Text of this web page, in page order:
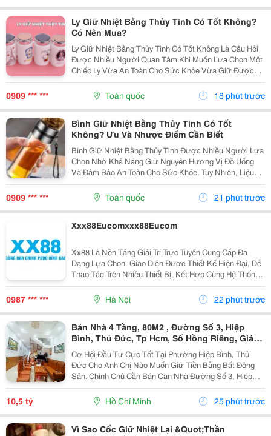
Ly Giữ Nhiệt Bằng Thủy Tinh Có Tốt Không?
Có Nên Mua?
Ly Giữ Nhiệt Bằng Thủy Tinh Có Tốt Không Là Câu Hỏi
Được Nhiều Người Quan Tâm Khi Muốn Lựa Chọn Một
Chiếc Ly Vừa An Toàn Cho Sức Khỏe Vừa Giữ Được
Hương Vị Nguyên Bản Của Đồ Uống. Tuy Nhiên, Liệu
Đây Có Phải Là Lựa Chọn Phù Hợp Với Mọi Nhu Cầu
0909 *** *** Toàn quốc 18 phút trước
Bình Giữ Nhiệt Bằng Thủy Tinh Có Tốt
Không? Ưu Và Nhược Điểm Cần Biết
Bình Giữ Nhiệt Bằng Thủy Tinh Được Nhiều Người Lựa
Chọn Nhờ Khả Năng Giữ Nguyên Hương Vị Đồ Uống
Và Đảm Bảo An Toàn Cho Sức Khỏe. Tuy Nhiên, Liệu
Loại Bình Này Có Phù Hợp Để Sử Dụng Hằng Ngày Và
Đáng Mua Hơn Các Dòng Bình Inox? Cùng Tìm Hiểu Ưu
Điểm,...
0909 *** *** Toàn quốc 21 phút trước
Xxx88Eucomxxx88Eucom
Xx88 Là Nền Tảng Giải Trí Trực Tuyến Cung Cấp Đa
Dạng Lựa Chọn. Giao Diện Được Thiết Kế Hiện Đại, Dễ
Thao Tác Trên Nhiều Thiết Bị, Kết Hợp Cùng Hệ Thống
Dịch Vụ Thuận Tiện Giúp Người Dùng Có Trải Nghiệm
Liền Mạch.
0987 *** *** Hà Nội 22 phút trước
Bán Nhà 4 Tầng, 80M2 , Đường Số 3, Hiệp
Bình, Thủ Đức, Tp Hcm, Sổ Hồng Riêng, Giá
10.5 Tỷ.
Cơ Hội Đầu Tư Cực Tốt Tại Phường Hiệp Bình, Thủ
Đức Cho Anh Chị Nào Muốn Giữ Tiền Bằng Bất Động
Sản. Chính Chủ Cần Bán Căn Nhà Đường Số 3, Hiệp
Bình Phước Cũ, Chỉ Vài Bước Là Ra Ql13, Sát Vạn
Phúc City, Vị Trí Rất Đẹp, Khu Vực Dân Trí Cao Và
10,5 tỷ Hồ Chí Minh 25 phút trước
Vì Sao Cốc Giữ Nhiệt Lại &Quot;Thần